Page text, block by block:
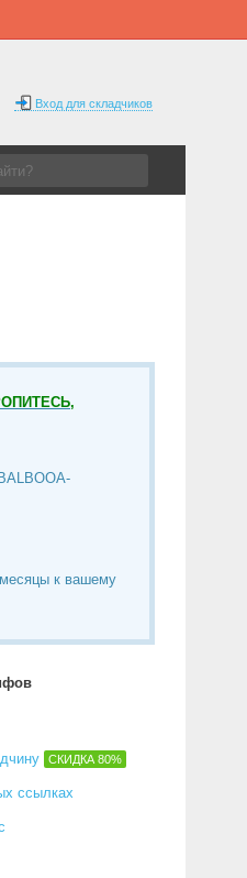
Вход для складчиков
к вашему
СКИДКА 80%
ссылках